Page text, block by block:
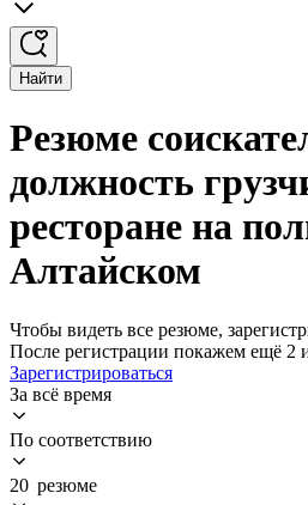
Найти
Резюме
должность
ресторане на
Алтайском
Чтобы видеть все резюме,
После регистрации покажем ещё 2
Зарегистрироваться
За всё время
По соответствию
20 резюме